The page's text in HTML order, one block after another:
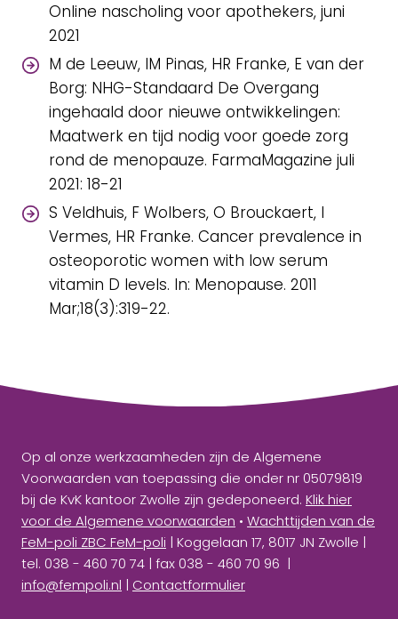
Online nascholing voor apothekers, juni
2021
M de Leeuw, IM Pinas, HR Franke, E van der
Borg: NHG-Standaard De Overgang
ingehaald door nieuwe ontwikkelingen:
Maatwerk en tijd nodig voor goede zorg
rond de menopauze. FarmaMagazine juli
2021: 18-21
S Veldhuis, F Wolbers, O Brouckaert, I
Vermes, HR Franke. Cancer prevalence in
osteoporotic women with low serum
vitamin D levels. In: Menopause. 2011
Mar;18(3):319-22.
Op al onze werkzaamheden zijn de Algemene
Voorwaarden van toepassing die onder nr 05079819
bij de KvK kantoor Zwolle zijn gedeponeerd. Klik hier
voor de Algemene voorwaarden • Wachttijden van de
FeM-poli ZBC FeM-poli | Koggelaan 17, 8017 JN Zwolle |
tel. 038 - 460 70 74 | fax 038 - 460 70 96 |
info@fempoli.nl | Contactformulier